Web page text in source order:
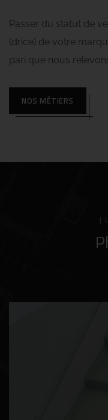
Passer du statut de
(drice) de votre
pari que nous
NOS MÉTIERS
[
Les eXperts
compétences